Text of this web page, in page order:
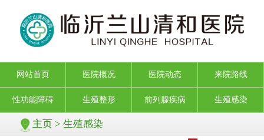
网站首页 医院概况 医院动态 来院路线
性功能障碍 生殖整形 前列腺疾病 生殖感染
主页 >生殖感染